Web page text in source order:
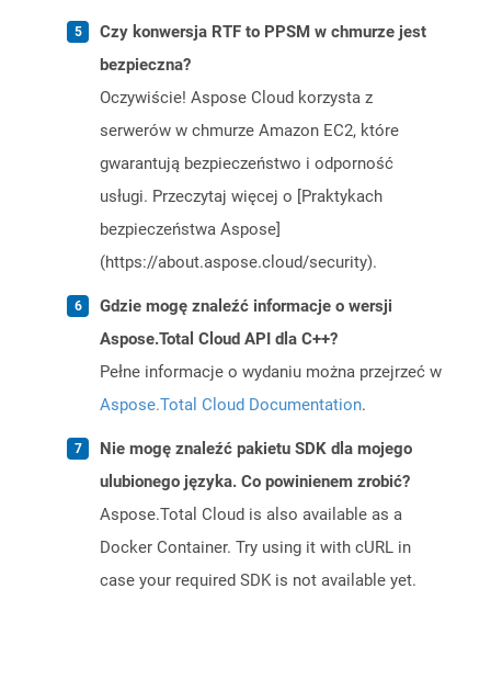
Czy konwersja RTF to PPSM w chmurze jest
bezpieczna?
Oczywiście! Aspose Cloud korzysta z
serwerów w chmurze Amazon EC2, które
gwarantują bezpieczeństwo i odporność
usługi. Przeczytaj więcej o [Praktykach
bezpieczeństwa Aspose]
(https://about.aspose.cloud/security).
Gdzie mogę znaleźć informacje o wersji
Aspose.Total Cloud API dla C++?
Pełne informacje o wydaniu można przejrzeć w
Aspose.Total Cloud Documentation.
Nie mogę znaleźć pakietu SDK dla mojego
ulubionego języka. Co powinienem zrobić?
Aspose.Total Cloud is also available as a
Docker Container. Try using it with cURL in
case your required SDK is not available yet.